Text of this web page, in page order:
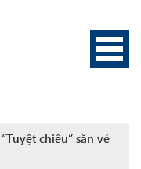
“Tuyệt chiêu” săn vé